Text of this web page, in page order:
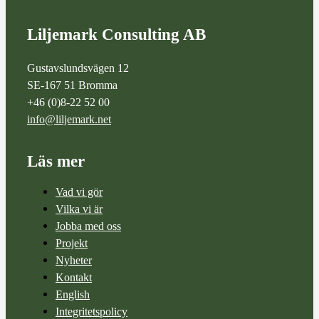
Liljemark Consulting AB
Gustavslundsvägen 12
SE-167 51 Bromma
+46 (0)8-22 52 00
info@liljemark.net
Läs mer
Vad vi gör
Vilka vi är
Jobba med oss
Projekt
Nyheter
Kontakt
English
Integritetspolicy